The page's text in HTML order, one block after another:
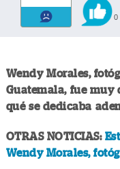
0
Wendy Morales,
Guatemala, fue muy
qué se dedicaba
OTRAS NOTICIAS:
Wendy Morales,